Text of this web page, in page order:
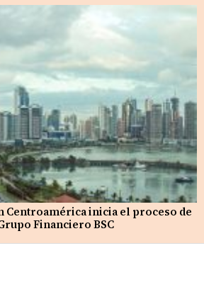
Centroamérica inicia el proceso de
Financiero BSC